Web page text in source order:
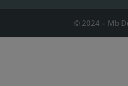
© 2024 – Mb